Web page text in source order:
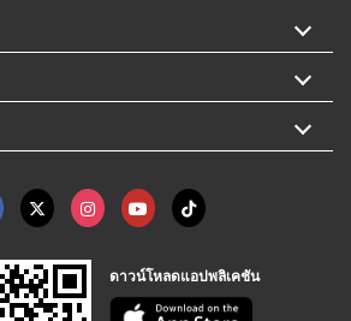
ดาวน์โหลดแอปพลิเคชัน